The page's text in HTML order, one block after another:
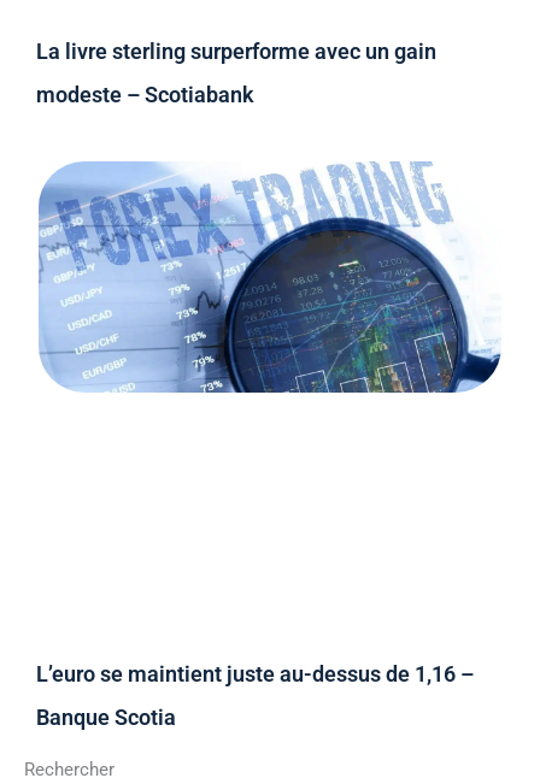
La livre sterling surperforme avec un gain
modeste – Scotiabank
L’euro se maintient juste au-dessus de 1,16 –
Banque Scotia
Rechercher